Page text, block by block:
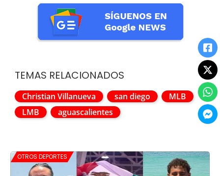
TEMAS RELACIONADOS
Christian Villanueva san diego
MLB
LMB
aguascalientes
OTROS DEPORTES